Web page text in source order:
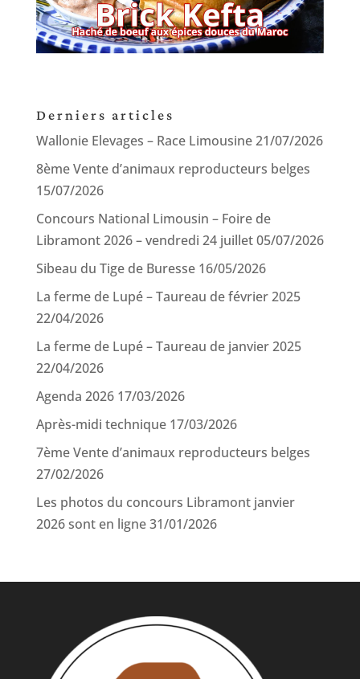
Derniers articles
Wallonie Elevages – Race Limousine21/07/2026
8ème Vente d’animaux reproducteurs belges
15/07/2026
Concours National Limousin – Foire de
Libramont 2026 – vendredi 24 juillet05/07/2026
Sibeau du Tige de Buresse 16/05/2026
La ferme de Lupé – Taureau de février 2025
22/04/2026
La ferme de Lupé – Taureau de janvier 2025
22/04/2026
Agenda 2026 17/03/2026
Après-midi technique 17/03/2026
7ème Vente d’animaux reproducteurs belges
27/02/2026
Les photos du concours Libramont janvier
2026 sont en ligne31/01/2026